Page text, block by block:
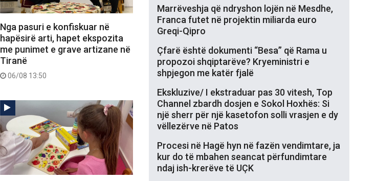
Nga pasuri e konfiskuar në
hapësirë arti, hapet ekspozita
me punimet e grave artizane në
Tiranë
06/08 13:50
Marrëveshja që ndryshon lojën në Mesdhe,
Franca futet në projektin miliarda euro
Greqi-Qipro
Çfarë është dokumenti “Besa” që Rama u
propozoi shqiptarëve? Kryeministri e
shpjegon me katër fjalë
Ekskluzive/ I ekstraduar pas 30 vitesh, Top
Channel zbardh dosjen e Sokol Hoxhës: Si
një sherr për një kasetofon solli vrasjen e dy
vëllezërve në Patos
Procesi në Hagë hyn në fazën vendimtare, ja
kur do të mbahen seancat përfundimtare
ndaj ish-krerëve të UÇK